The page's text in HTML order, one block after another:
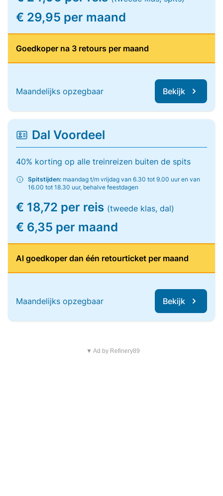
€ 29,95 per maand
Goedkoper na 3 retours per maand
Maandelijks opzegbaar Bekijk
Dal Voordeel
40% korting op alle treinreizen buiten de spits
Spitstijden: maandag t/m vrijdag van 6.30 tot 9.00 uur en van
16.00 tot 18.30 uur, behalve feestdagen
€ 18,72 per reis (tweede klas, dal)
€ 6,35 per maand
Al goedkoper dan één retourticket per maand
Maandelijks opzegbaar Bekijk
▼ Ad by Refinery89